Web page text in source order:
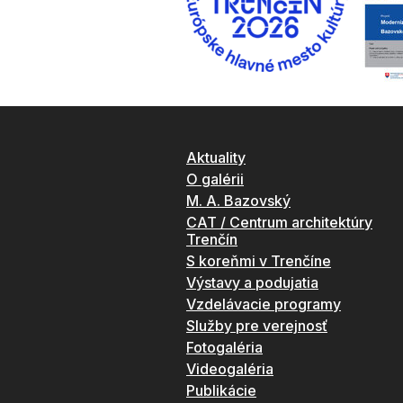
Aktuality
O galérii
M. A. Bazovský
CAT / Centrum architektúry
Trenčín
S koreňmi v Trenčíne
Výstavy a podujatia
Vzdelávacie programy
Služby pre verejnosť
Fotogaléria
Videogaléria
Publikácie